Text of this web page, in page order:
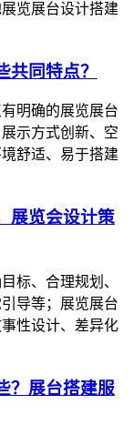
览展台设计搭建
共同特点？
明确的展览展台
示方式创新、空
舒适、易于搭建
展览会设计策
标、合理规划、
导等；展览展台
性设计、差异化
？展台搭建服